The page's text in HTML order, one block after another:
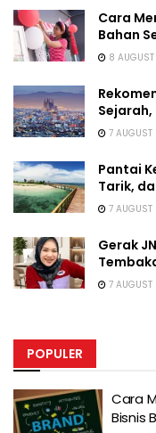
Cara
Bahan
8
7
Pantai
Tarik,
7
Gerak
7
POPULER
Cara
Bisnis